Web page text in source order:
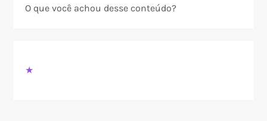
O que você achou desse conteúdo?
★